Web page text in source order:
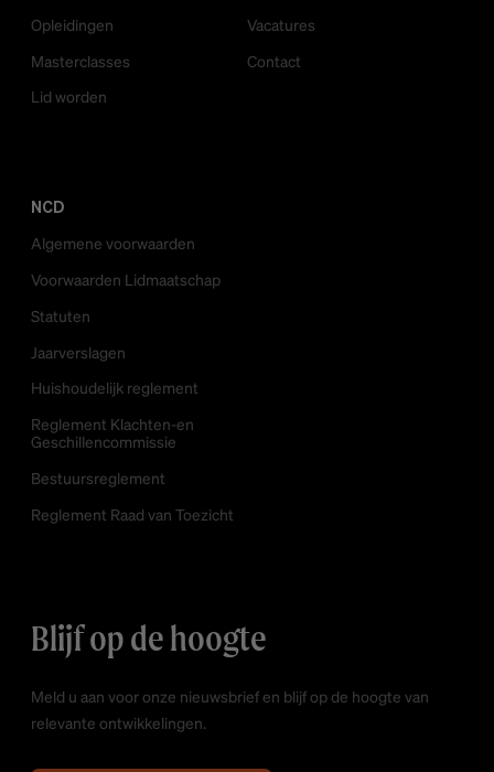
Opleidingen
Masterclasses
Lid worden
Vacatures
Contact
NCD
Algemene voorwaarden
Voorwaarden Lidmaatschap
Statuten
Jaarverslagen
Huishoudelijk reglement
Reglement Klachten-en
Geschillencommissie
Bestuursreglement
Reglement Raad van Toezicht
Blijf op de hoogte
Meld u aan voor onze nieuwsbrief en blijf op de hoogte van
relevante ontwikkelingen.